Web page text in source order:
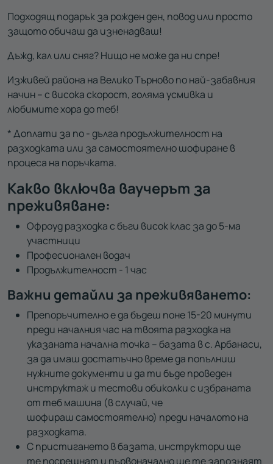
Подходящ подарък за рожден ден, повод или просто
защото обичаш да изненадваш!
Дъжд, кал или сняг? Нищо не може да ни спре!
Изживей района на Велико Търново по най-забавния
начин – с висока скорост, голяма усмивка и
любимите хора до теб!
* Доплати за по - дълга продължителност на
разходката или за самостоятелно шофиране в
процеса на поръчката.
Какво включва ваучерът за
преживяване:
Офроуд разходка с бъги висок клас за до 5-ма
участници
Професионален водач
Продължителност - 1 час
Важни детайли за преживяването:
Препоръчително е да бъдеш поне 15-20 минути
преди началния час на твоята разходка на
указаната начална точка – базата в с. Арбанаси,
за да имаш достатъчно време да попълниш
нужните документи и да ти бъде проведен
инструктаж и тестови обиколки с избраната
от теб машина (в случай, че
шофираш самостоятелно) преди началото на
разходката.
С пристигането в базата, инструктори ще
те посрещнат и първоначално ще те запознаят